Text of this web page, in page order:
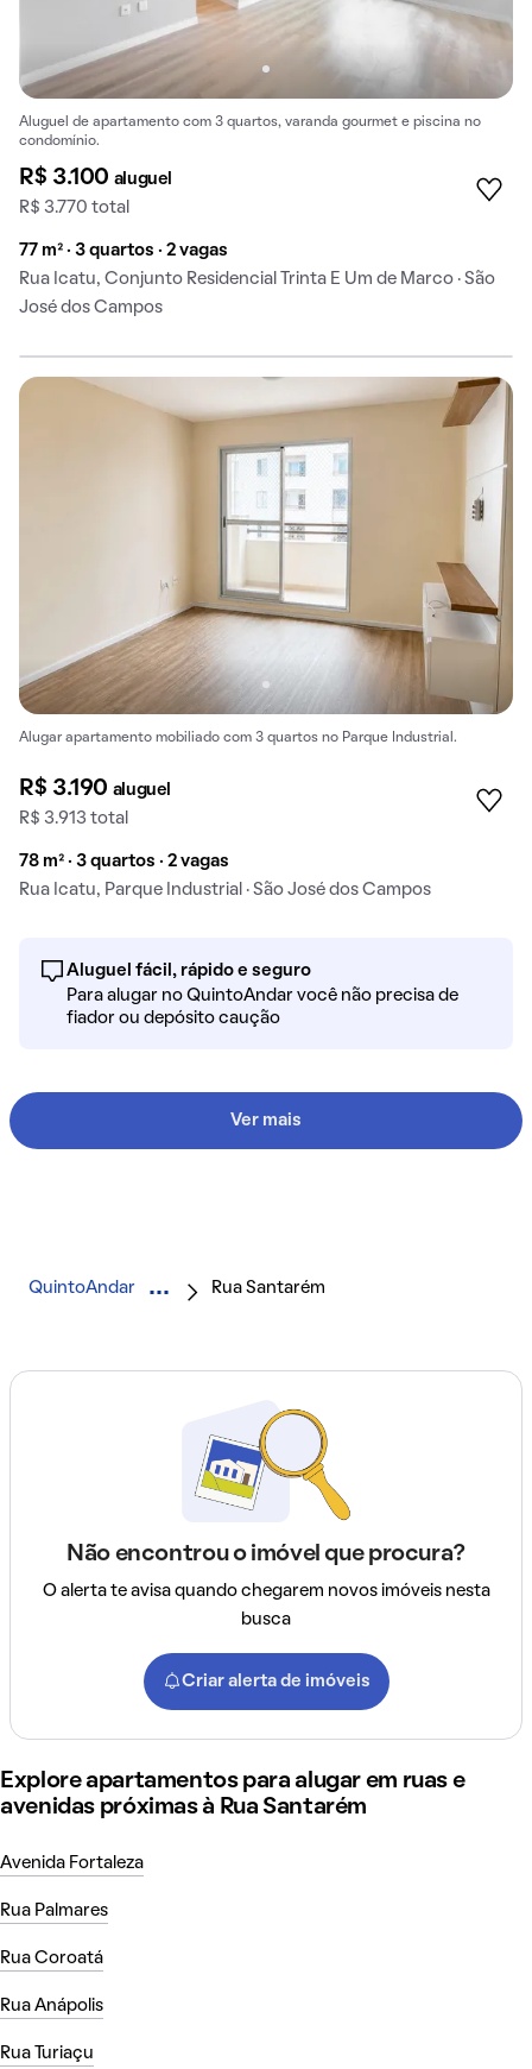
Aluguel de apartamento com 3 quartos, varanda gourmet e piscina no
condomínio.
R$ 3.100 aluguel
R$ 3.770 total
77 m² · 3 quartos · 2 vagas
Rua Icatu, Conjunto Residencial Trinta E Um de Marco · São
José dos Campos
Alugar apartamento mobiliado com 3 quartos no Parque Industrial.
R$ 3.190 aluguel
R$ 3.913 total
78 m² · 3 quartos · 2 vagas
Rua Icatu, Parque Industrial · São José dos Campos
Aluguel fácil, rápido e seguro
Para alugar no QuintoAndar você não precisa de
fiador ou depósito caução
Ver mais
QuintoAndar Rua Santarém
Não encontrou o imóvel que procura?
O alerta te avisa quando chegarem novos imóveis nesta
busca
Criar alerta de imóveis
Explore apartamentos para alugar em ruas e
avenidas próximas à Rua Santarém
Avenida Fortaleza
Rua Palmares
Rua Coroatá
Rua Anápolis
Rua Turiaçu